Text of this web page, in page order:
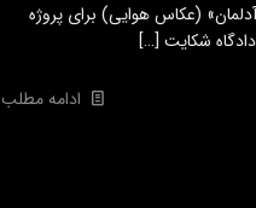
آدلمان» (عکاس هوایی) برای پروژه
شکایت[…]
ادامه مطلب